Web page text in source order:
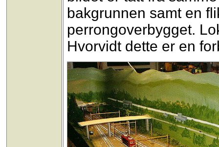
bakgrunnen samt en
perrongoverbygget.
Hvorvidt dette er en